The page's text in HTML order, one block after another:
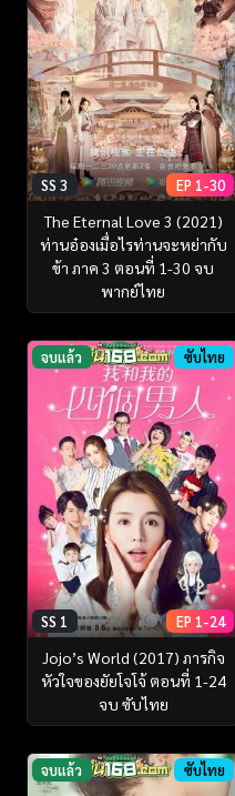
SS 3 EP 1-30
The Eternal Love 3 (2021)
ท่านอ๋องเมื่อไรท่านจะหย่ากับ
ข้า ภาค 3 ตอนที่ 1-30 จบ
พากย์ไทย
จบแล้ว ซับไทย
SS 1 EP 1-24
Jojo’s World (2017) ภารกิจ
หัวใจของยัยโจโจ้ ตอนที่ 1-24
จบ ซับไทย
จบแล้ว ซับไทย